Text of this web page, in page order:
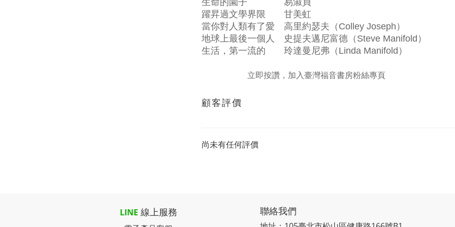
生命的園子 易淑貞
躍昇過文學界限 甘美虹
當你對人類有了愛 高里約瑟夫（Colley Joseph）
地球上最後一個人 史提夫邁尼富德（Steve Manifold）
生活，第一流的 玲達曼尼弗（Linda Manifold）
立即按讚，加入臺灣福音書房粉絲專頁
顧客評價
尚未有任何評價
LINE 線上服務 聯絡我們